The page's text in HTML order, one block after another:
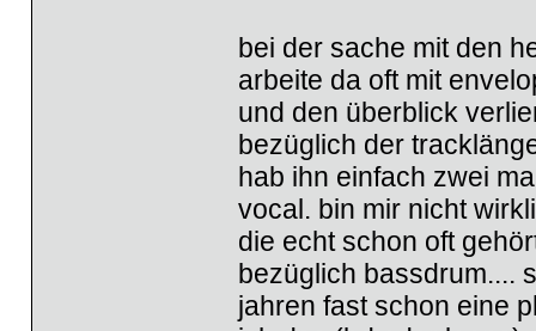
bei der sache mit den
arbeite da oft mit
und den überblick
bezüglich der
hab ihn einfach zwei
vocal. bin mir nicht
die echt schon oft
bezüglich bassdrum....
jahren fast schon eine